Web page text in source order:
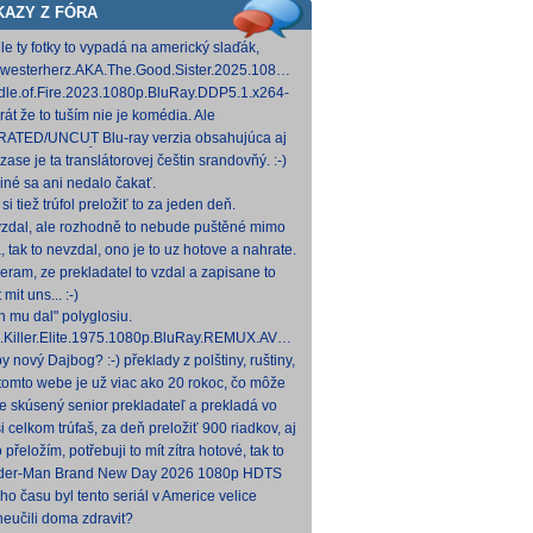
Z FÓRA
ty fotky to vypadá na americký slaďák,
opak je pravdou..... Kdysi jsem četl i
cinepth [5,88 GB] Nemecké
[18,74 GB]
že to tuším nie je komédia. Ale
sa môže konať. Možno príde aj
pes a tomu
UNCUT Blu-ray verzia obsahujúca aj
Skarsgårda, explicitnejšie zábery sexu
je ta translátorovej češtin srandovňý. :-)
sa ani nedalo čakať.
si tiež trúfol preložiť to za jeden deň.
ale rozhodně to nebude puštěné mimo
Samozřejmě překladač.
tak to nevzdal, ono je to uz hotove a nahrate.
ze prekladatel to vzdal a zapisane to
mit uns... :-)
mu dal" polyglosiu.
[21,73 GB] Dnes na WS.
nový Dajbog? :-) překlady z polštiny, ruštiny,
francouzštiny, angličtiny (12-24 hod
webe je už viac ako 20 rokoc, čo môže
vyšší vek (pokojne aj nad 40, či 50).
skúsený senior prekladateľ a prekladá vo
pre Netflix, HBO a iné, nemal by to byť
celkom trúfaš, za deň preložiť 900 riadkov, aj
a nenáročných, plus úprava
přeložím, potřebuji to mít zítra hotové, tak to
rovnou hodim.
Man Brand New Day 2026 1080p HDTS
0 H 264-LMNTRY
času byl tento seriál v Americe velice
no je docela škoda, že nemá české
doma zdravit?